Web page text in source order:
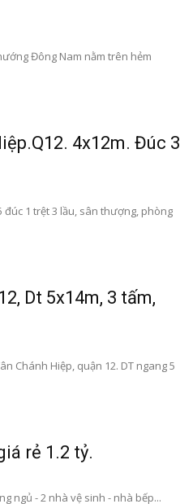
Đông Nam nằm trên hẻm
4x12m. Đúc 3
đúc 1 trệt 3 lầu, sân thượng, phòng
Dt 5x14m, 3 tấm,
Chánh Hiệp, quận 12. DT ngang 5
rẻ 1.2 tỷ.
ngủ - 2 nhà vệ sinh - nhà bếp...